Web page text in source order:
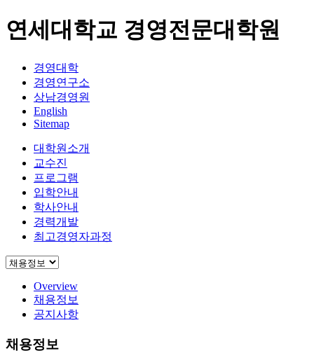
연세대학교 경영전문대학원
경영대학
경영연구소
상남경영원
English
Sitemap
대학원소개
교수진
프로그램
입학안내
학사안내
경력개발
최고경영자과정
Overview
채용정보
공지사항
채용정보